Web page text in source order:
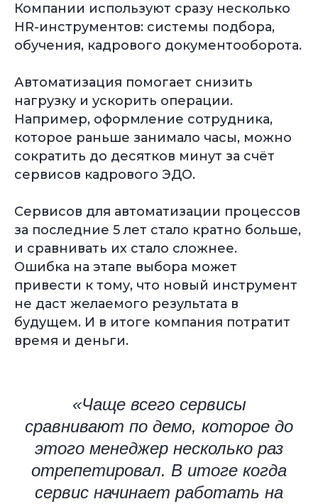
Компании используют сразу несколько
HR-инструментов: системы подбора,
обучения, кадрового документооборота.
Автоматизация помогает снизить
нагрузку и ускорить операции.
Например, оформление сотрудника,
которое раньше занимало часы, можно
сократить до десятков минут за счёт
сервисов кадрового ЭДО.
Сервисов для автоматизации процессов
за последние 5 лет стало кратно больше,
и сравнивать их стало сложнее.
Ошибка на этапе выбора может
привести к тому, что новый инструмент
не даст желаемого результата в
будущем. И в итоге компания потратит
время и деньги.
«Чаще всего сервисы
сравнивают по демо, которое до
этого менеджер несколько раз
отрепетировал. В итоге когда
сервис начинает работать на